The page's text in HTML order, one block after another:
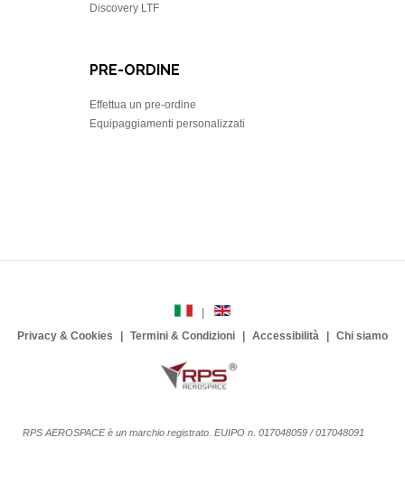
Discovery LTF
PRE-ORDINE
Effettua un pre-ordine
Equipaggiamenti personalizzati
Privacy & Cookies Termini & Condizioni Accessibilità Chi siamo
RPS AEROSPACE è un marchio registrato. EUIPO n. 017048059 / 017048091